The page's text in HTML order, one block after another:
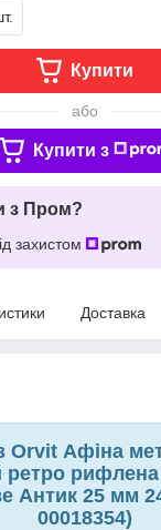
Купити
або
Купити з
з Пром?
захистом
Доставка
Orvit Афіна
рифлена
Антик 25 мм
00018354)